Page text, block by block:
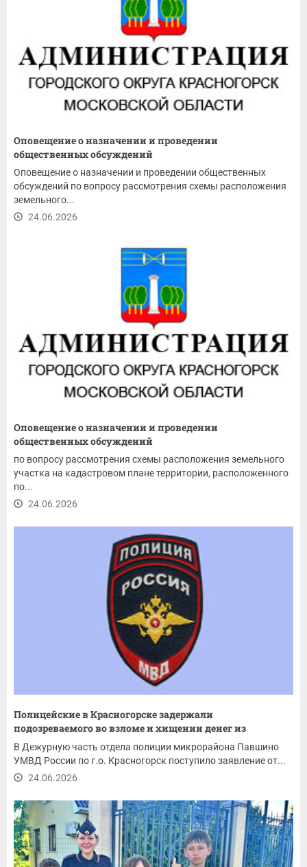
Оповещение о назначении и проведении
общественных обсуждений
Оповещение о назначении и проведении общественных
обсуждений по вопросу рассмотрения схемы расположения
земельного...
24.06.2026
Оповещение о назначении и проведении
общественных обсуждений
по вопросу рассмотрения схемы расположения земельного
участка на кадастровом плане территории, расположенного
по...
24.06.2026
Полицейские в Красногорске задержали
подозреваемого во взломе и хищении денег из
магазина
В Дежурную часть отдела полиции микрорайона Павшино
УМВД России по г.о. Красногорск поступило заявление от...
24.06.2026